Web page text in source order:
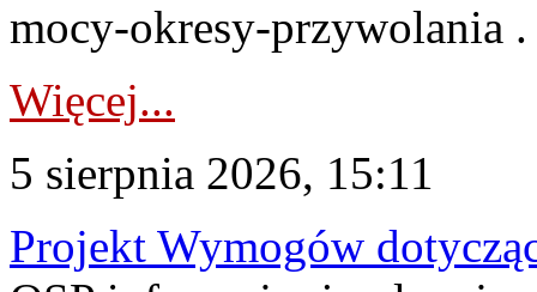
mocy-okresy-przywolania
Więcej...
5 sierpnia 2026, 15:11
Projekt Wymogów